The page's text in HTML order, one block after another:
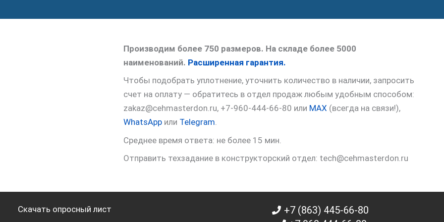
Производим более 750 размеров. На складе более 5000
наименований. Расширенная гарантия.
Чтобы подобрать уплотнение, уточнить количество в наличии, запросить
счет на оплату — обратитесь в отдел продаж любым удобным способом:
zakaz@cehmasterdon.ru, +7-960-444-66-80 или MAX (всегда на связи!),
WhatsApp или Telegram.
Среднее время ответа: не более 15 мин.
Отправить техзадание в конструкторский отдел: tech@cehmasterdon.ru
Скачать опросный лист
+7 (863) 445-66-80